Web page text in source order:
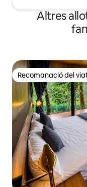
Altres
Recomanació del
Recomanació del